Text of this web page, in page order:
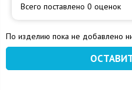
Всего поставлено 0 оценок
По изделию пока не добавлено